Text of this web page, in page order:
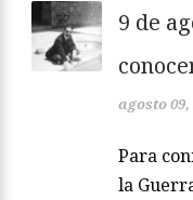
9 de
agosto 09,
Para
la